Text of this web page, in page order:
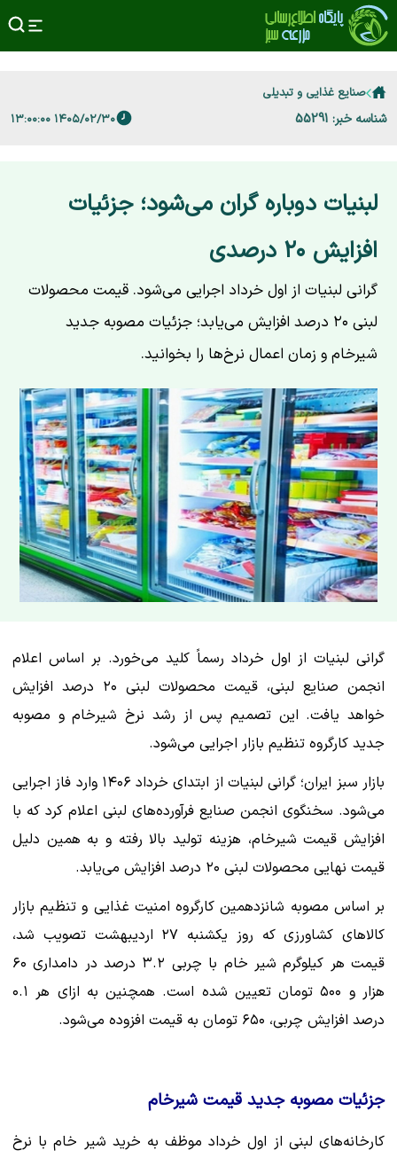
صنایع غذایی و تبدیلی
شناسه خبر: 55291 ۱۴۰۵/۰۲/۳۰ ۱۳:۰۰:۰۰
لبنیات دوباره گران می‌شود؛ جزئیات
افزایش ۲۰ درصدی
گرانی لبنیات از اول خرداد اجرایی می‌شود. قیمت محصولات
لبنی ۲۰ درصد افزایش می‌یابد؛ جزئیات مصوبه جدید
شیرخام و زمان اعمال نرخ‌ها را بخوانید.
​گرانی لبنیات از اول خرداد رسماً کلید می‌خورد. بر اساس اعلام
انجمن صنایع لبنی، قیمت محصولات لبنی ۲۰ درصد افزایش
خواهد یافت. این تصمیم پس از رشد نرخ شیرخام و مصوبه
جدید کارگروه تنظیم بازار اجرایی می‌شود.
بازار سبز ایران؛ گرانی لبنیات از ابتدای خرداد ۱۴۰۶ وارد فاز اجرایی
می‌شود. سخنگوی انجمن صنایع فرآورده‌های لبنی اعلام کرد که با
افزایش قیمت شیرخام، هزینه تولید بالا رفته و به همین دلیل
قیمت نهایی محصولات لبنی ۲۰ درصد افزایش می‌یابد.
بر اساس مصوبه شانزدهمین کارگروه امنیت غذایی و تنظیم بازار
کالاهای کشاورزی که روز یکشنبه ۲۷ اردیبهشت تصویب شد،
قیمت هر کیلوگرم شیر خام با چربی ۳.۲ درصد در دامداری ۶۰
هزار و ۵۰۰ تومان تعیین شده است. همچنین به ازای هر ۰.۱
درصد افزایش چربی، ۶۵۰ تومان به قیمت افزوده می‌شود.
جزئیات مصوبه جدید قیمت شیرخام
کارخانه‌های لبنی از اول خرداد موظف به خرید شیر خام با نرخ